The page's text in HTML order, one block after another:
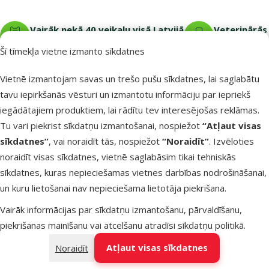
Šī tīmekļa vietne izmanto sīkdatnes
Vietnē izmantojam savas un trešo pušu sīkdatnes, lai saglabātu
tavu iepirkšanās vēsturi un izmantotu informāciju par iepriekš
iegādātajiem produktiem, lai rādītu tev interesējošas reklāmas.
Tu vari piekrist sīkdatņu izmantošanai, nospiežot “Atļaut visas
sīkdatnes”, vai noraidīt tās, nospiežot “Noraidīt”. Izvēloties
noraidīt visas sīkdatnes, vietnē saglabāsim tikai tehniskās
sīkdatnes, kuras nepieciešamas vietnes darbības nodrošināšanai,
un kuru lietošanai nav nepieciešama lietotāja piekrišana.
Vairāk informācijas par sīkdatņu izmantošanu, pārvaldīšanu,
piekrišanas mainīšanu vai atcelšanu atradīsi sīkdatņu politikā.
Noraidīt
Atļaut visas sīkdatnes
Vairāk nekā 40 veikalu visā Latvijā
Raksti e-pastā
eveikals@dinozoo.lv
Zvani – 26 100 502
P–Pk 9:00 – 17:00
Raksti čatā
sākt saraksti
Apmeklē klātienē
kādu no mūsu veikaliem
E-veikala klientiem
Uzņēmuma informācija